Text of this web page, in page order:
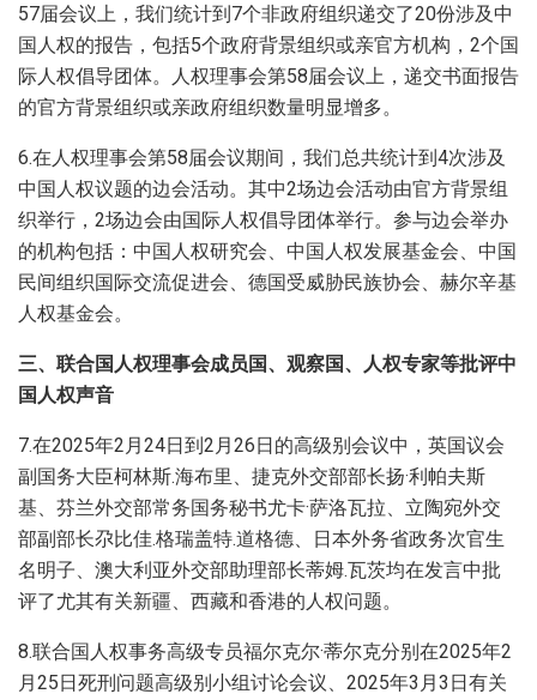
57届会议上，我们统计到7个非政府组织递交了20份涉及中
国人权的报告，包括5个政府背景组织或亲官方机构，2个国
际人权倡导团体。人权理事会第58届会议上，递交书面报告
的官方背景组织或亲政府组织数量明显增多。
6.在人权理事会第58届会议期间，我们总共统计到4次涉及
中国人权议题的边会活动。其中2场边会活动由官方背景组
织举行，2场边会由国际人权倡导团体举行。参与边会举办
的机构包括：中国人权研究会、中国人权发展基金会、中国
民间组织国际交流促进会、德国受威胁民族协会、赫尔辛基
人权基金会。
三、联合国人权理事会成员国、观察国、人权专家等批评中
国人权声音
7.在2025年2月24日到2月26日的高级别会议中，英国议会
副国务大臣柯林斯.海布里、捷克外交部部长扬·利帕夫斯
基、芬兰外交部常务国务秘书尤卡·萨洛瓦拉、立陶宛外交
部副部长尕比佳.格瑞盖特.道格德、日本外务省政务次官生
名明子、澳大利亚外交部助理部长蒂姆.瓦茨均在发言中批
评了尤其有关新疆、西藏和香港的人权问题。
8.联合国人权事务高级专员福尔克尔·蒂尔克分别在2025年2
月25日死刑问题高级别小组讨论会议、2025年3月3日有关